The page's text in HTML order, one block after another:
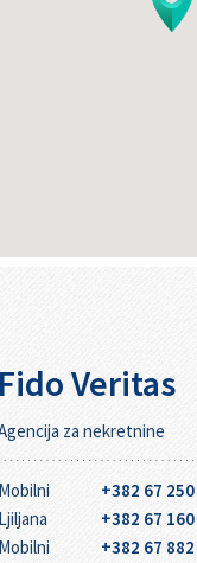
Fido Veritas
za nekretnine
Mobilni
+382 67
Ljiljana
+382 67
Mobilni
+382 67